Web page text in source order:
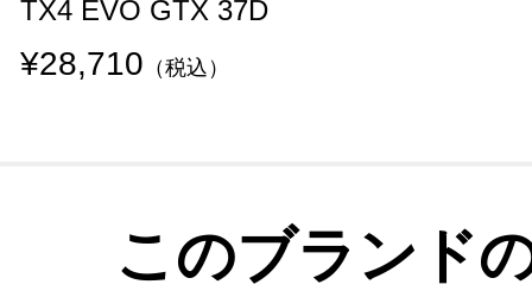
TX4 EVO GTX 37D
¥28,710 （税込）
このブランド